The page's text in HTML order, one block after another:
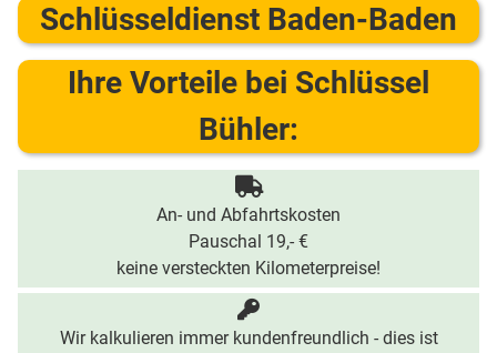
Schlüsseldienst Baden-Baden
Ihre Vorteile bei Schlüssel
Bühler:
An- und Abfahrtskosten
Pauschal 19,- €
keine versteckten Kilometerpreise!
Wir kalkulieren immer kundenfreundlich - dies ist